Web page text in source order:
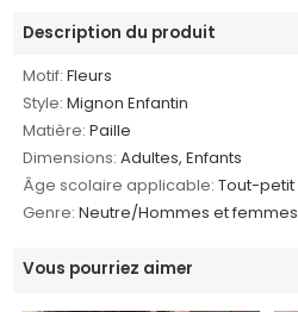
Description du produit
Motif: Fleurs
Style: Mignon Enfantin
Matière: Paille
Dimensions: Adultes, Enfants
Âge scolaire applicable: Tout-petit
Genre: Neutre/Hommes et femmes
Vous pourriez aimer